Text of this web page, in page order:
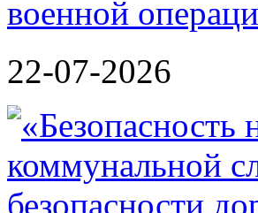
военной
22-07-2026